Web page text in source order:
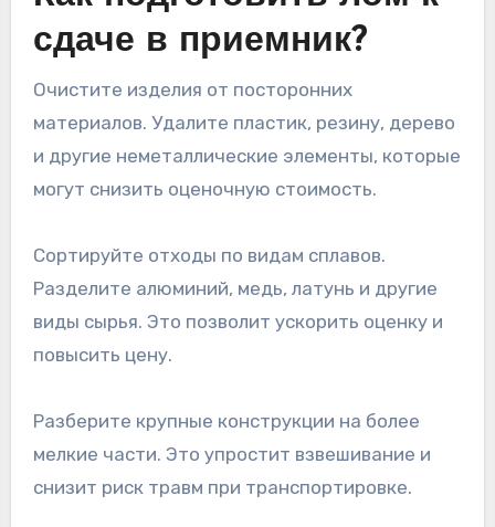
сдаче в приемник?
Очистите изделия от посторонних
материалов. Удалите пластик, резину, дерево
и другие неметаллические элементы, которые
могут снизить оценочную стоимость.
Сортируйте отходы по видам сплавов.
Разделите алюминий, медь, латунь и другие
виды сырья. Это позволит ускорить оценку и
повысить цену.
Разберите крупные конструкции на более
мелкие части. Это упростит взвешивание и
снизит риск травм при транспортировке.